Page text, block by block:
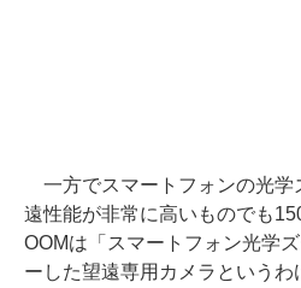
一方でスマートフォンの光学
遠性能が非常に高いものでも
OOMは「スマートフォン光学
ーした望遠専用カメラという